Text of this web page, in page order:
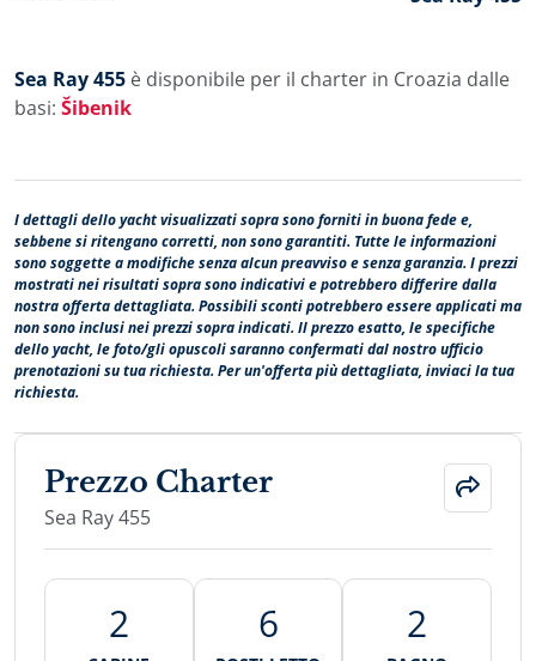
Sea Ray 455 è disponibile per il charter in Croazia dalle
basi: Šibenik
I dettagli dello yacht visualizzati sopra sono forniti in buona fede e,
sebbene si ritengano corretti, non sono garantiti. Tutte le informazioni
sono soggette a modifiche senza alcun preavviso e senza garanzia. I prezzi
mostrati nei risultati sopra sono indicativi e potrebbero differire dalla
nostra offerta dettagliata. Possibili sconti potrebbero essere applicati ma
non sono inclusi nei prezzi sopra indicati. Il prezzo esatto, le specifiche
dello yacht, le foto/gli opuscoli saranno confermati dal nostro ufficio
prenotazioni su tua richiesta. Per un'offerta più dettagliata, inviaci la tua
richiesta.
Prezzo Charter
Sea Ray 455
2 6 2